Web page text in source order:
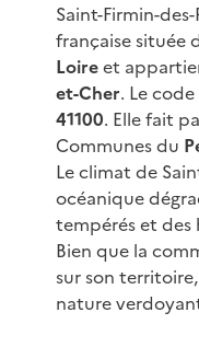
Saint-Firmin-
française située
Loireet
et-Cher. Le
41100. Elle fait
Communes du
Le climat de
océanique
tempérés et des
Bien que la
sur son
nature